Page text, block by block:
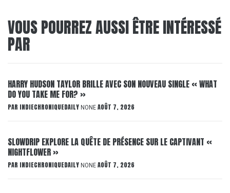
VOUS POURREZ AUSSI ÊTRE INTÉRESSÉ
PAR
HARRY HUDSON TAYLOR BRILLE AVEC SON NOUVEAU SINGLE « WHAT
DO YOU TAKE ME FOR? »
PAR INDIECHRONIQUEDAILY NONE AOÛT 7, 2026
SLOWDRIP EXPLORE LA QUÊTE DE PRÉSENCE SUR LE CAPTIVANT «
NIGHTFLOWER »
PAR INDIECHRONIQUEDAILY NONE AOÛT 7, 2026